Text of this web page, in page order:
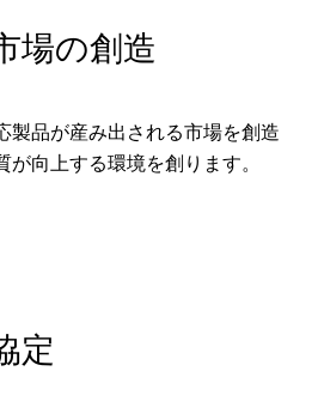
場の創造
製品が産み出される市場を創造
が向上する環境を創ります。
定